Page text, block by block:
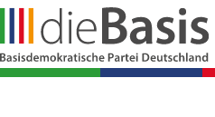
Zum
springen